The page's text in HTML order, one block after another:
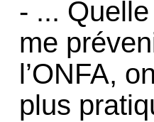
- ...
me
l’ONFA,
plus